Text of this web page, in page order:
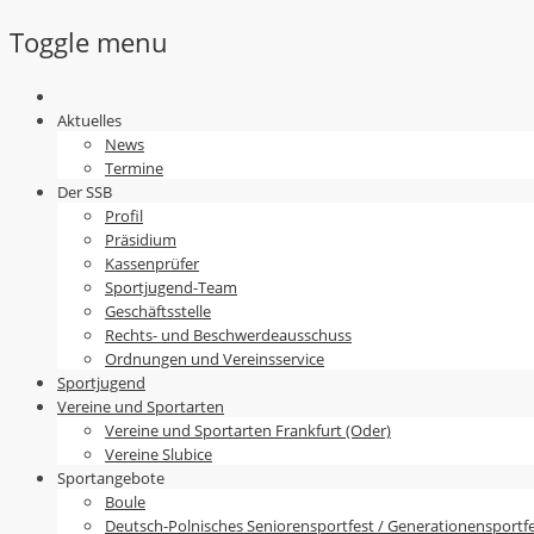
Toggle menu
Skip
Aktuelles
News
Termine
Der SSB
Profil
Präsidium
Kassenprüfer
Sportjugend-Team
Geschäftsstelle
Rechts- und Beschwerdeausschuss
Ordnungen und Vereinsservice
Sportjugend
Vereine und Sportarten
Vereine und Sportarten Frankfurt (Oder)
Vereine Slubice
Sportangebote
Boule
Deutsch-Polnisches Seniorensportfest /